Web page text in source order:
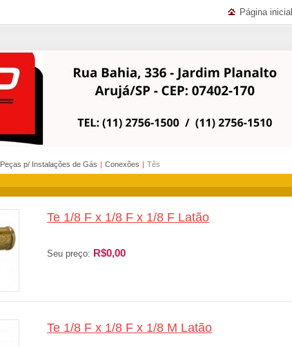
Página inicial
Peças p/ Instalações de Gás | Conexões | Tês
Te 1/8 F x 1/8 F x 1/8 F Latão
Seu preço: R$0,00
Te 1/8 F x 1/8 F x 1/8 M Latão